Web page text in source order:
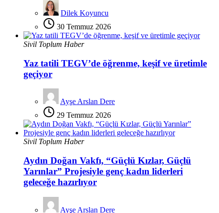
Dilek Koyuncu
30 Temmuz 2026
Sivil Toplum Haber
Yaz tatili TEGV’de öğrenme, keşif ve üretimle
geçiyor
Ayşe Arslan Dere
29 Temmuz 2026
Sivil Toplum Haber
Aydın Doğan Vakfı, “Güçlü Kızlar, Güçlü
Yarınlar” Projesiyle genç kadın liderleri
geleceğe hazırlıyor
Ayşe Arslan Dere